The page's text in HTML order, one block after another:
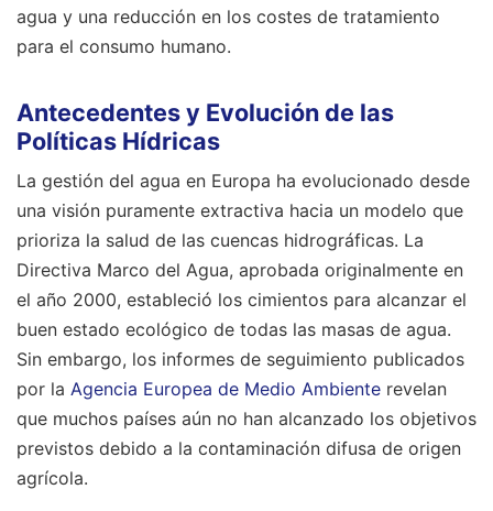
agua y una reducción en los costes de tratamiento
para el consumo humano.
Antecedentes y Evolución de las
Políticas Hídricas
La gestión del agua en Europa ha evolucionado desde
una visión puramente extractiva hacia un modelo que
prioriza la salud de las cuencas hidrográficas. La
Directiva Marco del Agua, aprobada originalmente en
el año 2000, estableció los cimientos para alcanzar el
buen estado ecológico de todas las masas de agua.
Sin embargo, los informes de seguimiento publicados
por la Agencia Europea de Medio Ambiente revelan
que muchos países aún no han alcanzado los objetivos
previstos debido a la contaminación difusa de origen
agrícola.